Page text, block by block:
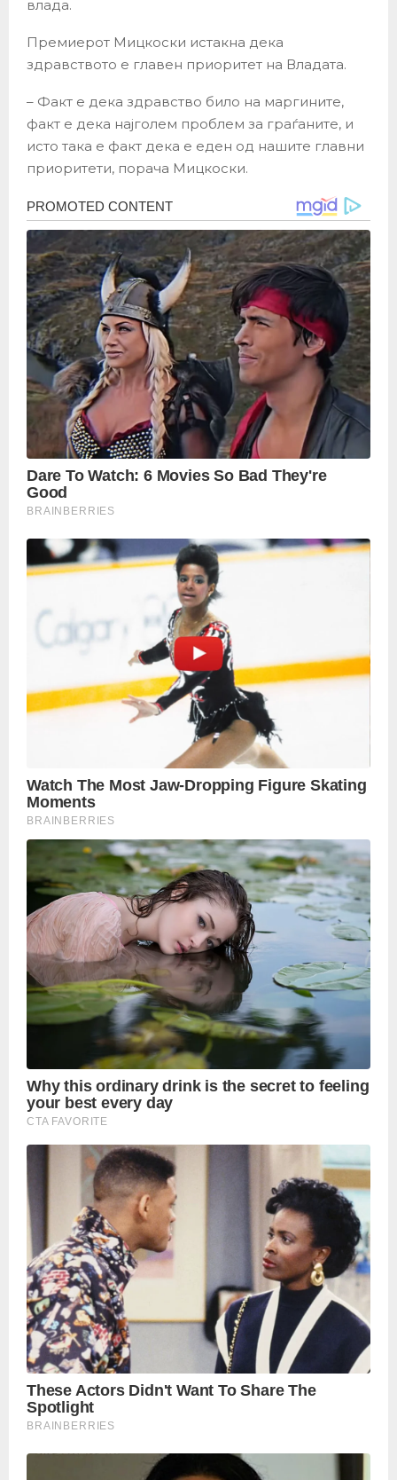
влада.
Премиерот Мицкоски истакна дека
здравството е главен приоритет на Владата.
– Факт е дека здравство било на маргините,
факт е дека најголем проблем за граѓаните, и
исто така е факт дека е еден од нашите главни
приоритети, порача Мицкоски.